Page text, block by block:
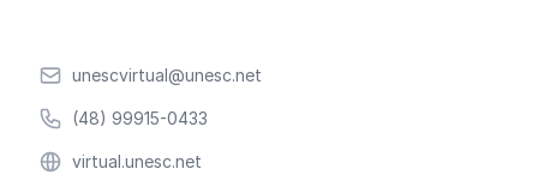
Emailunescvirtual@unesc.net
Telefone(48) 99915-0433
Websitevirtual.unesc.net